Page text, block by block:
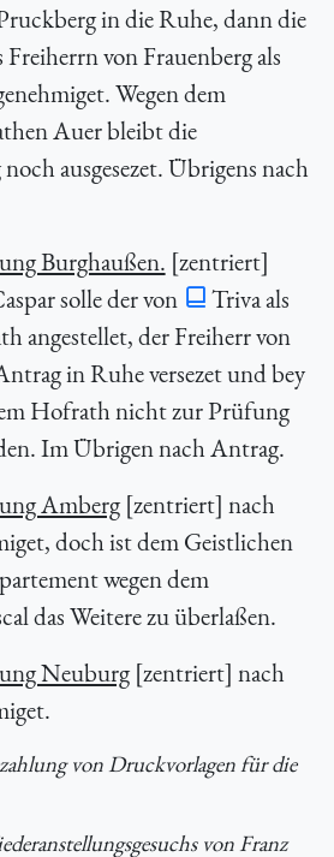
in die Ruhe, dann die
von Frauenberg als
Wegen dem
Auer bleibt die
ausgesezet. Übrigens nach
Burghaußen. [zentriert]
solle der von
Triva als
angestellet, der Freiherr von
in Ruhe versezet und bey
Hofrath nicht zur Prüfung
Im Übrigen nach Antrag.
Amberg[zentriert] nach
doch ist dem Geistlichen
wegen dem
das Weitere zu überlaßen.
Neuburg[zentriert] nach
von Druckvorlagen für die
von Franz